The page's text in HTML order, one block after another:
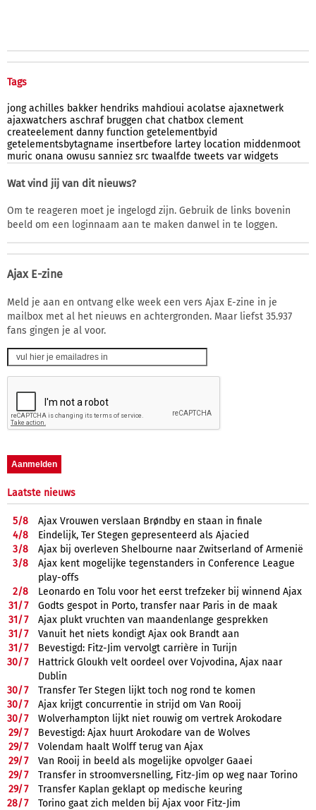
Tags
jong achilles bakker hendriks mahdioui acolatse ajaxnetwerk
ajaxwatchers aschraf bruggen chat chatbox clement
createelement danny function getelementbyid
getelementsbytagname insertbefore lartey location middenmoot
muric onana owusu sanniez src twaalfde tweets var widgets
Wat vind jij van dit nieuws?
Om te reageren moet je ingelogd zijn. Gebruik de links bovenin
beeld om een loginnaam aan te maken danwel in te loggen.
Ajax E-zine
Meld je aan en ontvang elke week een vers Ajax E-zine in je
mailbox met al het nieuws en achtergronden. Maar liefst 35.937
fans gingen je al voor.
Laatste nieuws
5/8
Ajax Vrouwen verslaan Brøndby en staan in finale
4/8
Eindelijk, Ter Stegen gepresenteerd als Ajacied
3/8
Ajax bij overleven Shelbourne naar Zwitserland of Armenië
3/8
Ajax kent mogelijke tegenstanders in Conference League
play-offs
2/8
Leonardo en Tolu voor het eerst trefzeker bij winnend Ajax
31/7
Godts gespot in Porto, transfer naar Paris in de maak
31/7
Ajax plukt vruchten van maandenlange gesprekken
31/7
Vanuit het niets kondigt Ajax ook Brandt aan
31/7
Bevestigd: Fitz-Jim vervolgt carrière in Turijn
30/7
Hattrick Gloukh velt oordeel over Vojvodina, Ajax naar
Dublin
30/7
Transfer Ter Stegen lijkt toch nog rond te komen
30/7
Ajax krijgt concurrentie in strijd om Van Rooij
30/7
Wolverhampton lijkt niet rouwig om vertrek Arokodare
29/7
Bevestigd: Ajax huurt Arokodare van de Wolves
29/7
Volendam haalt Wolff terug van Ajax
29/7
Van Rooij in beeld als mogelijke opvolger Gaaei
29/7
Transfer in stroomversnelling, Fitz-Jim op weg naar Torino
29/7
Transfer Kaplan geklapt op medische keuring
28/7
Torino gaat zich melden bij Ajax voor Fitz-Jim